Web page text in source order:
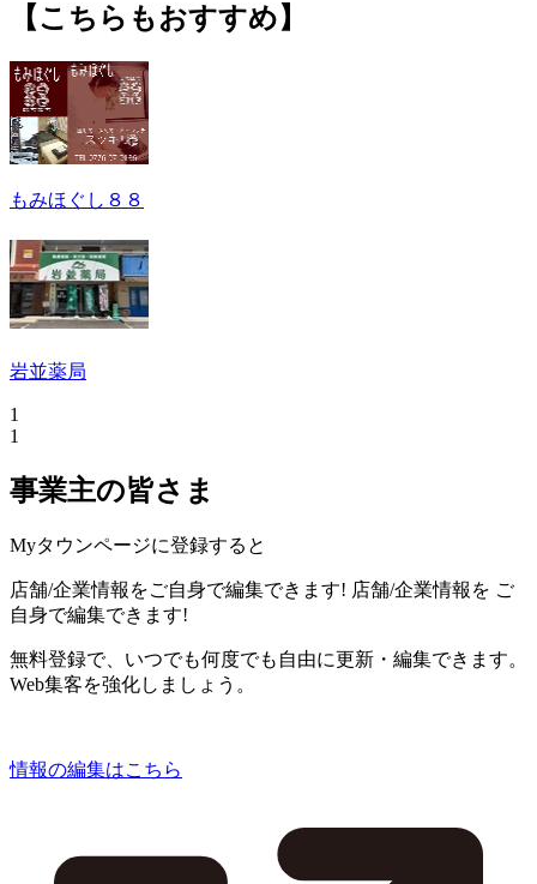
【こちらもおすすめ】
もみほぐし８８
岩並薬局
1
1
事業主の皆さま
Myタウンページに登録すると
店舗/企業情報をご自身で編集できます! 店舗/企業情報を ご
自身で編集できます!
無料登録で、いつでも何度でも自由に更新・編集できます。
Web集客を強化しましょう。
情報の編集はこちら